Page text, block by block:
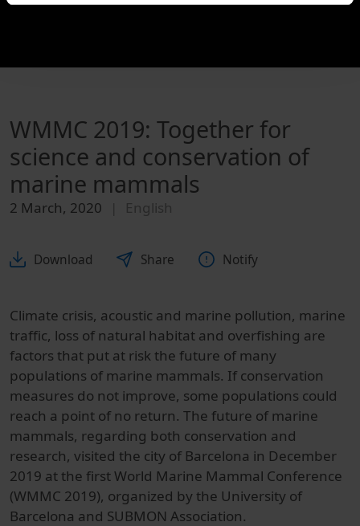
WMMC 2019: Together for
science and conservation of
marine mammals
2 March, 2020 English
Download Share Notify
Climate crisis, acoustic and marine pollution, marine
traffic, loss of natural habitat and overfishing are
factors that put at risk the future of many
populations of marine mammals. If conservation
measures do not improve, some populations could
reach a point of no return. The future of marine
mammals, regarding both conservation and
research, visited the city of Barcelona in December
2019 at the first World Marine Mammal Conference
(WMMC 2019), organized by the University of
Barcelona and SUBMON Association.